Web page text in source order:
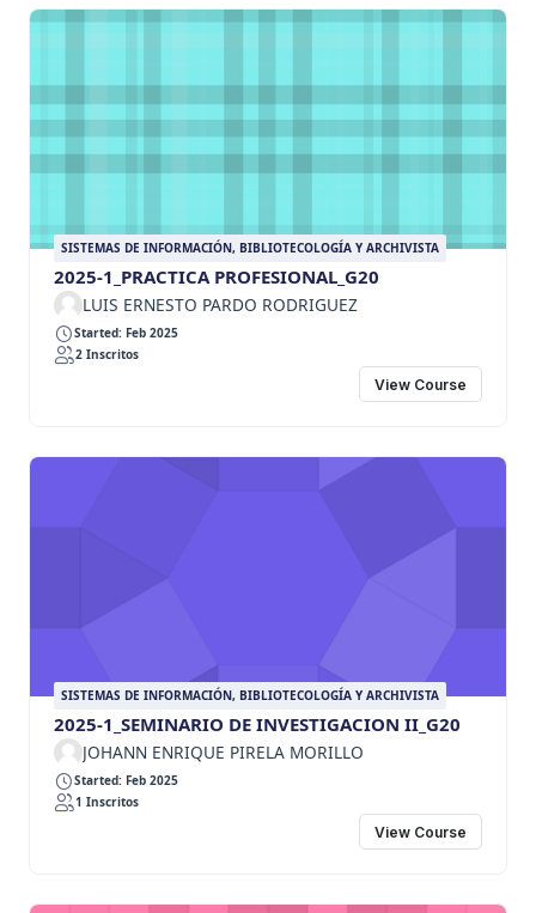
SISTEMAS DE INFORMACIÓN, BIBLIOTECOLOGÍA Y ARCHIVISTA
2025-1_PRACTICA PROFESIONAL_G20
LUIS ERNESTO PARDO RODRIGUEZ
Started: Feb 2025
2 Inscritos
View Course
SISTEMAS DE INFORMACIÓN, BIBLIOTECOLOGÍA Y ARCHIVISTA
2025-1_SEMINARIO DE INVESTIGACION II_G20
JOHANN ENRIQUE PIRELA MORILLO
Started: Feb 2025
1 Inscritos
View Course